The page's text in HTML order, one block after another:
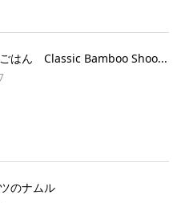
はん Classic Bamboo Shoo...
のナムル